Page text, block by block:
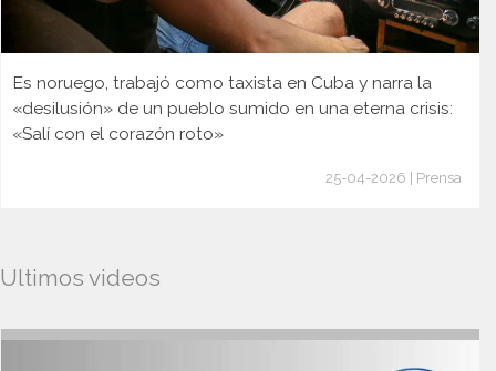
Es noruego, trabajó como taxista en Cuba y narra la
«desilusión» de un pueblo sumido en una eterna crisis:
«Salí con el corazón roto»
25-04-2026 | Prensa
Ultimos videos